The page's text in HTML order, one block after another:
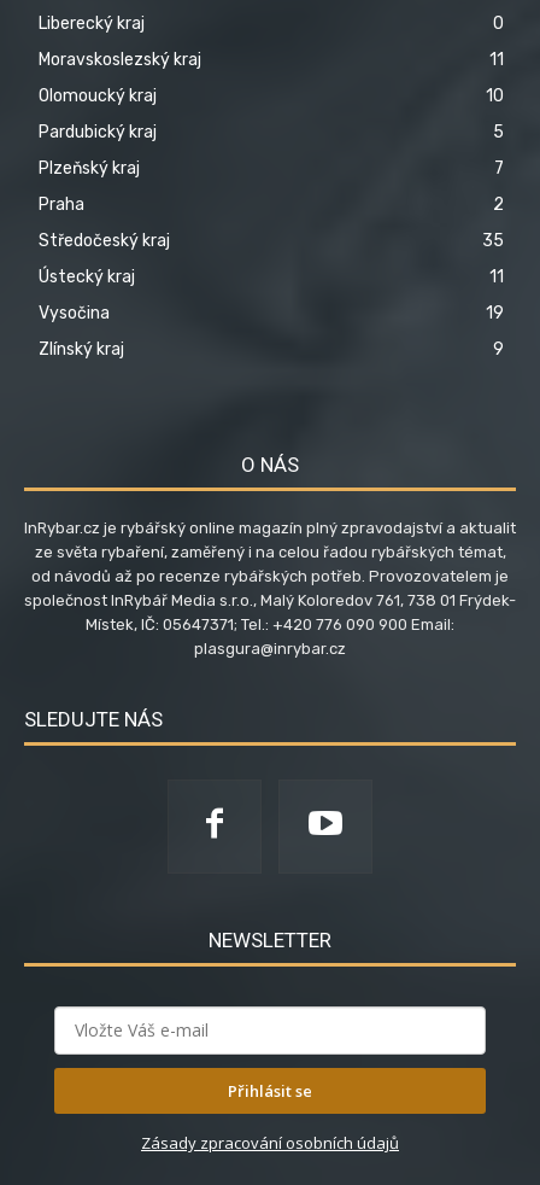
Liberecký kraj
0
Moravskoslezský kraj
11
Olomoucký kraj
10
Pardubický kraj
5
Plzeňský kraj
7
Praha
2
Středočeský kraj
35
Ústecký kraj
11
Vysočina
19
Zlínský kraj
9
O NÁS
InRybar.cz je rybářský online magazín plný zpravodajství a aktualit
ze světa rybaření, zaměřený i na celou řadou rybářských témat,
od návodů až po recenze rybářských potřeb. Provozovatelem je
společnost InRybář Media s.r.o., Malý Koloredov 761, 738 01 Frýdek-
Místek, IČ: 05647371; Tel.: +420 776 090 900 Email:
plasgura@inrybar.cz
SLEDUJTE NÁS
NEWSLETTER
Přihlásit se
Zásady zpracování osobních údajů